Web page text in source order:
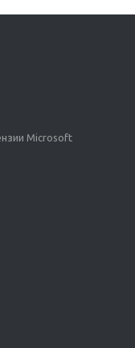
Microsoft